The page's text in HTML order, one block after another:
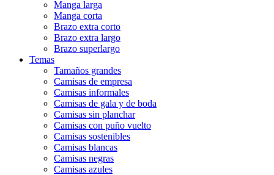
Manga larga
Manga corta
Brazo extra corto
Brazo extra largo
Brazo superlargo
Temas
Tamaños grandes
Camisas de empresa
Camisas informales
Camisas de gala y de boda
Camisas sin planchar
Camisas con puño vuelto
Camisas sostenibles
Camisas blancas
Camisas negras
Camisas azules